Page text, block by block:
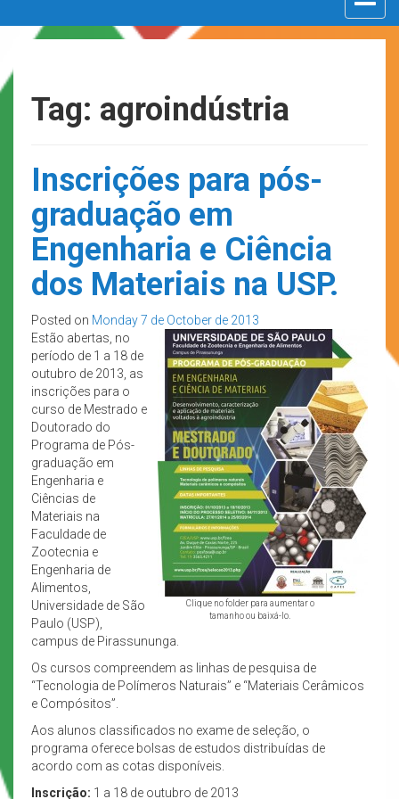
Tag: agroindústria
Inscrições para pós-
graduação em
Engenharia e Ciência
dos Materiais na USP.
Posted on Monday 7 de October de 2013
Clique no folder para aumentar o
tamanho ou baixá-lo.
Estão abertas, no
período de 1 a 18 de
outubro de 2013, as
inscrições para o
curso de Mestrado e
Doutorado do
Programa de Pós-
graduação em
Engenharia e
Ciências de
Materiais na
Faculdade de
Zootecnia e
Engenharia de
Alimentos,
Universidade de São
Paulo (USP),
campus de Pirassununga.
Os cursos compreendem as linhas de pesquisa de
“Tecnologia de Polímeros Naturais” e “Materiais Cerâmicos
e Compósitos”.
Aos alunos classificados no exame de seleção, o
programa oferece bolsas de estudos distribuídas de
acordo com as cotas disponíveis.
Inscrição: 1 a 18 de outubro de 2013